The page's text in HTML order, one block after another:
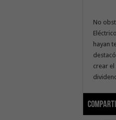
No
hayan
crear